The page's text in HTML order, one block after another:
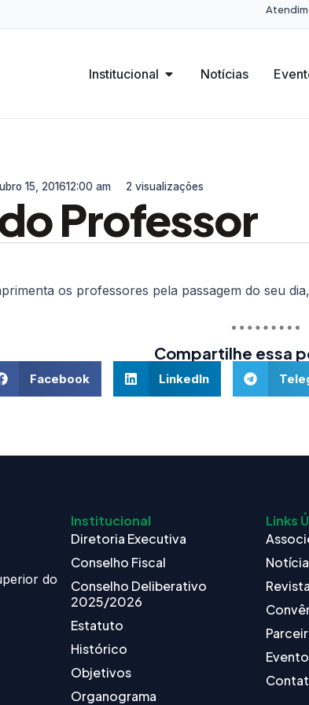
Institucional Notícias
15, 201612:00 am 2 visualizações
Professor
os professores pela passagem do seu
Compartilhe essa
Facebook LinkedIn
do
Institucional
Diretoria Executiva
Conselho Fiscal
Conselho Deliberativo
2025/2026
Estatuto
Histórico
Objetivos
Organograma
Links